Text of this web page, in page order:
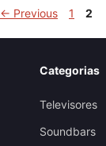
← Previous Page
1 Page
2
Categorias
Televisores
Soundbars